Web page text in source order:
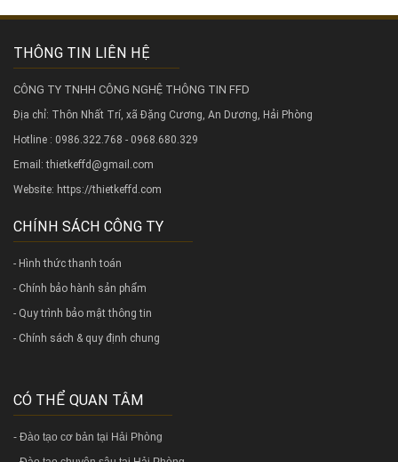
THÔNG TIN LIÊN HỆ
CÔNG TY TNHH CÔNG NGHỆ THÔNG TIN FFD
Địa chỉ: Thôn Nhất Trí, xã Đặng Cương, An Dương, Hải Phòng
Hotline : 0986.322.768 - 0968.680.329
Email: thietkeffd@gmail.com
Website: https://thietkeffd.com
CHÍNH SÁCH CÔNG TY
- Hình thức thanh toán
- Chính bảo hành sản phẩm
- Quy trình bảo mật thông tin
- Chính sách & quy định chung
CÓ THỂ QUAN TÂM
- Đào tạo cơ bản tại Hải Phòng